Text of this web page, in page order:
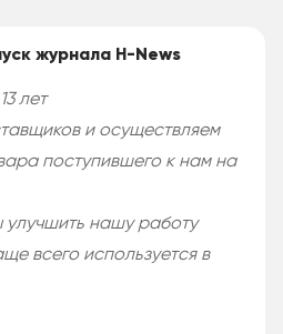
журнала H-News
лет
и осуществляем
поступившего к нам на
улучшить нашу работу
всего используется в